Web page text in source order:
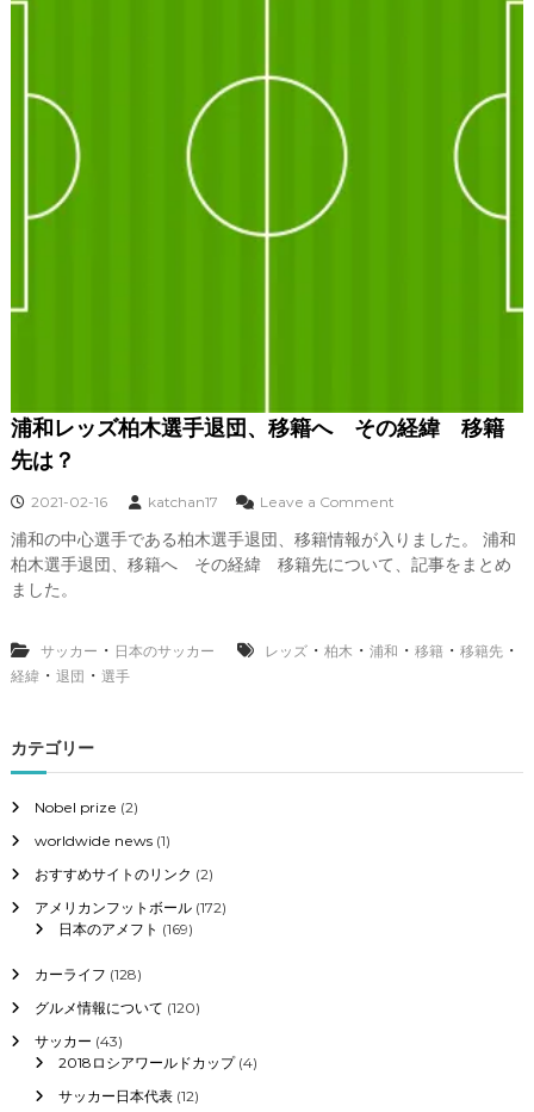
浦和レッズ柏木選手退団、移籍へ その経緯 移籍
先は？
2021-02-16 katchan17 Leave a Commento
浦
和
柏
浦和の中心選手である柏木選手退団、移籍情報が入りました。 浦和
柏木選手退団、移籍へ その経緯 移籍先について、記事をまとめ
ました。
サッカー ・ 日本のサッカー レッズ・ 柏木 ・ 浦和 ・ 移籍・ 移籍先・
経緯・ 退団 ・ 選手
カテゴリー
Nobel prize (2)
worldwide news(1)
おすすめサイトのリンク (2)
アメリカンフットボール(172)
日本のアメフト (169)
カーライフ (128)
グルメ情報について (120)
サッカー (43)
2018ロシアワールドカップ(4)
サッカー日本代表(12)